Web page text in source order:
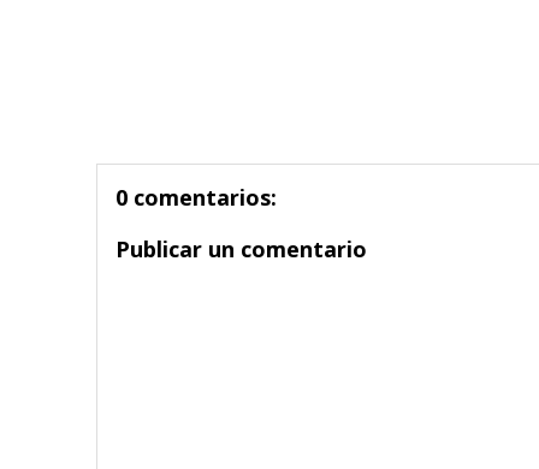
0 comentarios:
Publicar un comentario